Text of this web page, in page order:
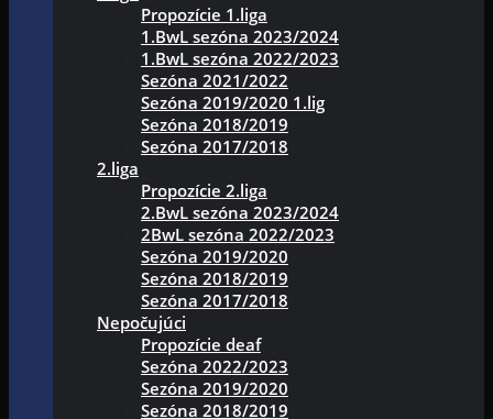
Propozície 1.liga
1.BwL sezóna 2023/2024
1.BwL sezóna 2022/2023
Sezóna 2021/2022
Sezóna 2019/2020 1.lig
Sezóna 2018/2019
Sezóna 2017/2018
2.liga
Propozície 2.liga
2.BwL sezóna 2023/2024
2BwL sezóna 2022/2023
Sezóna 2019/2020
Sezóna 2018/2019
Sezóna 2017/2018
Nepočujúci
Propozície deaf
Sezóna 2022/2023
Sezóna 2019/2020
Sezóna 2018/2019